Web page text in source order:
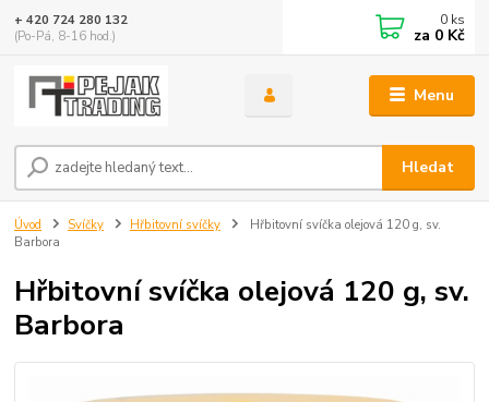
Menu
Hledat
+ 420 724 280 132
(Po-Pá, 8-16 hod.)
0 ks
za 0 Kč
Úvod Svíčky Hřbitovní svíčky
Hřbitovní svíčka olejová 120 g, sv.
Barbora
Hřbitovní svíčka olejová 120 g, sv.
Barbora